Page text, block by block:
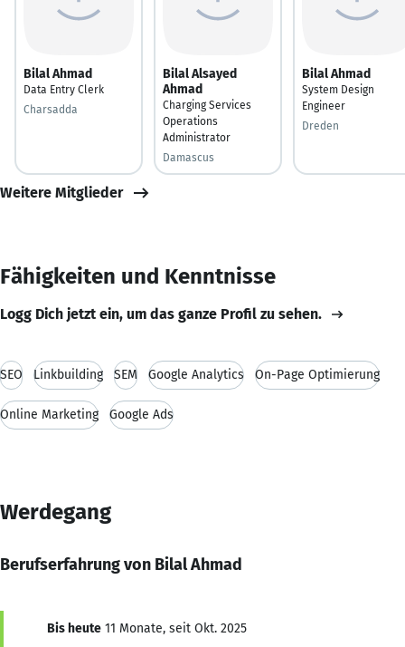
Bilal Ahmad
Data Entry Clerk
Charsadda
Bilal Alsayed
Ahmad
Charging Services
Operations
Administrator
Damascus
Bilal Ahmad
System Design
Engineer
Dreden
Weitere Mitglieder
Fähigkeiten und Kenntnisse
Logg Dich jetzt ein, um das ganze Profil zu sehen.
SEO Linkbuilding SEM Google Analytics On-Page Optimierung
Online Marketing Google Ads
Werdegang
Berufserfahrung von Bilal Ahmad
Bis heute 11 Monate, seit Okt. 2025